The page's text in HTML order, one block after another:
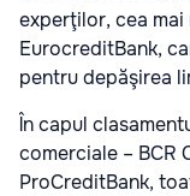
experţilor, cea
EurocreditBank,
pentru depăşirea
În capul
comerciale – BCR
ProCreditBank,